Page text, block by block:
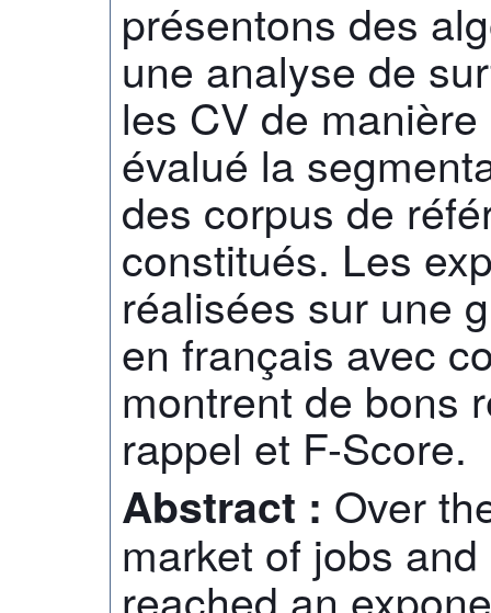
présentons des
une analyse de
les CV de
évalué la
des corpus de
constitués. Les
réalisées sur une
en français avec
montrent de bons
rappel et F-Score.
Abstract : Over
market of jobs
reached an